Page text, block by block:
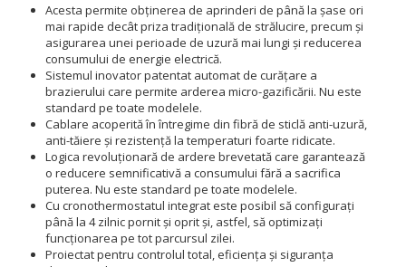
Acesta permite obținerea de aprinderi de până la șase ori
mai rapide decât priza tradițională de strălucire, precum și
asigurarea unei perioade de uzură mai lungi și reducerea
consumului de energie electrică.
Sistemul inovator patentat automat de curățare a
brazierului care permite arderea micro-gazificării. Nu este
standard pe toate modelele.
Cablare acoperită în întregime din fibră de sticlă anti-uzură,
anti-tăiere și rezistență la temperaturi foarte ridicate.
Logica revoluționară de ardere brevetată care garantează
o reducere semnificativă a consumului fără a sacrifica
puterea. Nu este standard pe toate modelele.
Cu cronothermostatul integrat este posibil să configurați
până la 4 zilnic pornit și oprit și, astfel, să optimizați
funcționarea pe tot parcursul zilei.
Proiectat pentru controlul total, eficiența și siguranța